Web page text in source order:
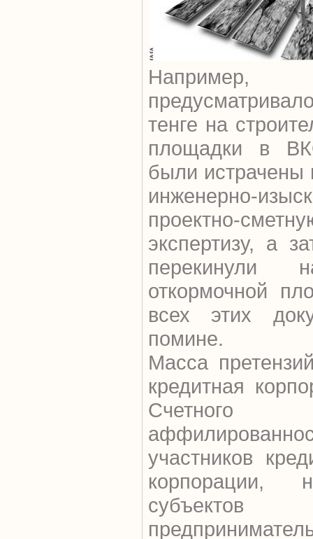
тенге на
площадки в
были истрачены
инженерно-
проектно-
экспертизу, а
перекинули
откормочной
всех этих
помине.
Масса
кредитная
участников